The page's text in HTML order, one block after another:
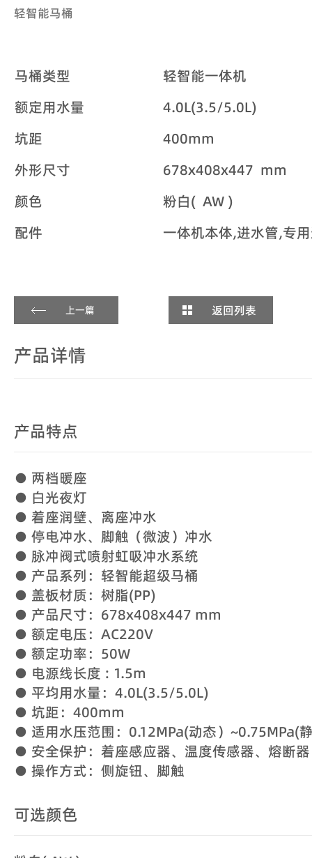
轻智能马桶
马桶类型
轻智能一体机
额定用水量
4.0L(3.5/5.0L)
坑距
400mm
外形尺寸
678x408x447 mm
颜色
粉白( AW )
配件
一体机本体,进水管,专
上一篇 返回列表
产品详情
产品特点
● 两档暖座
● 白光夜灯
● 着座润壁、离座冲水
● 停电冲水、脚触（微波）冲水
● 脉冲阀式喷射虹吸冲水系统
● 产品系列：轻智能超级马桶
● 盖板材质：树脂(PP)
● 产品尺寸：678x408x447 mm
● 额定电压：AC220V
● 额定功率：50W
● 电源线长度 : 1.5m
● 平均用水量：4.0L(3.5/5.0L)
● 坑距：400mm
● 适用水压范围：0.12MPa(动态）~0.75MPa(
● 安全保护：着座感应器、温度传感器、熔断器
● 操作方式：侧旋钮、脚触
可选颜色